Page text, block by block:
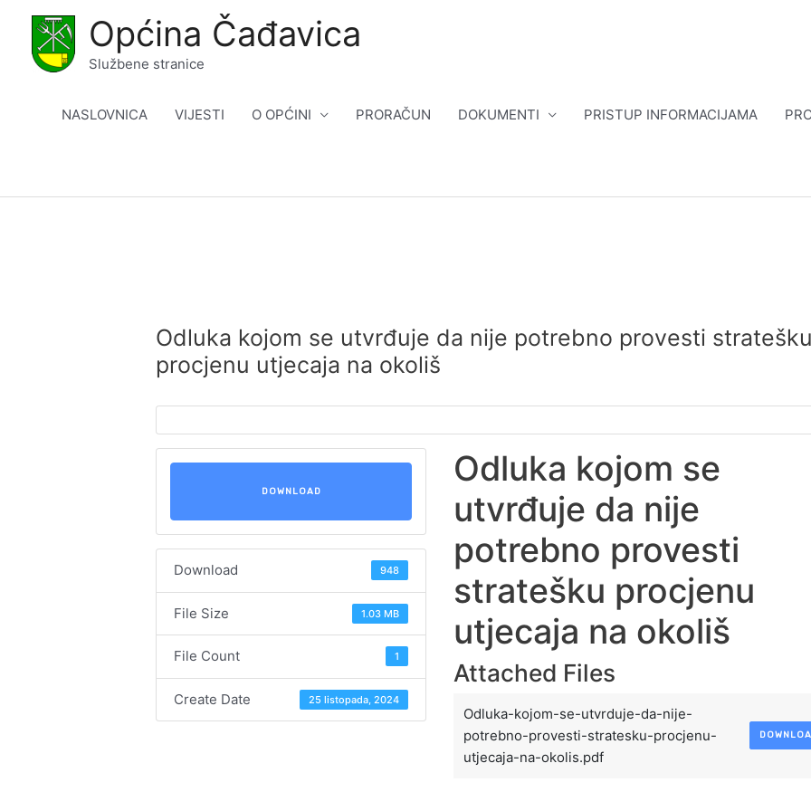
content
Općina Čađavica
Službene stranice
NASLOVNICA VIJESTI O OPĆINI PRORAČUN DOKUMENTI PRISTUP INFORMACIJAMA
Odluka kojom se utvrđuje da nije potrebno provesti stratešku
procjenu utjecaja na okoliš
DOWNLOAD
Download 948
File Size 1.03 MB
File Count 1
Create Date 25 listopada, 2024
Odluka kojom se
utvrđuje da nije
potrebno provesti
stratešku procjenu
utjecaja na okoliš
Attached Files
Odluka-kojom-se-utvrduje-da-nije-
potrebno-provesti-stratesku-procjenu-
utjecaja-na-okolis.pdf